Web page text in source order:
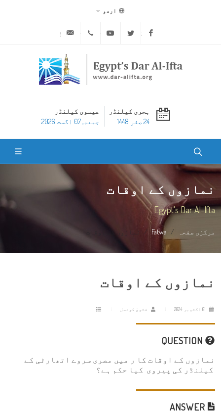
اردو
Facebook
Twitter
Youtube
ہجری کیلنڈر
24 صفر 1448
عیسوی کیلنڈر
جمعه, 07 اگست 2026
نمازوں کے اوقات
Egypt's Dar Al-Ifta
مرکزی صفحہ Fatwa نمازوں کے اوقات
نمازوں کے اوقات
فتویٰ کونسل
نمازوں کے اوقات کا ر میں مصری سروے اتھارٹی کے
کیلنڈر کی پیروی کیا حکم ہے؟